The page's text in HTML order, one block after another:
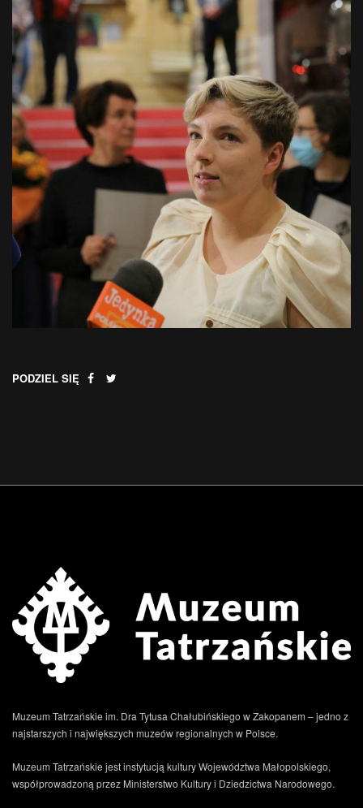
PODZIEL SIĘ
Muzeum Tatrzańskie im. Dra Tytusa Chałubińskiego w Zakopanem – jedno z
najstarszych i największych muzeów regionalnych w Polsce.
Muzeum Tatrzańskie jest instytucją kultury Województwa Małopolskiego,
współprowadzoną przez Ministerstwo Kultury i Dziedzictwa Narodowego.